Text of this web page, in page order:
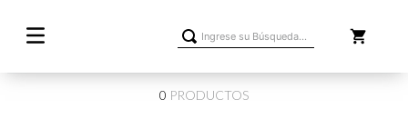
Ingrese su Búsqueda...
0 PRODUCTOS